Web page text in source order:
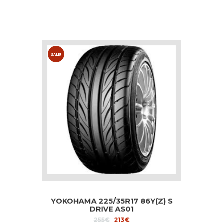
SALE!
YOKOHAMA 225/35R17 86Y(Z) S
DRIVE AS01
255€ Original
213€Current